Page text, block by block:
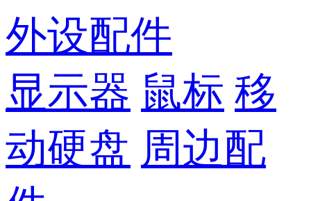
外设配件
显示器 鼠标 移
动硬盘 周边配